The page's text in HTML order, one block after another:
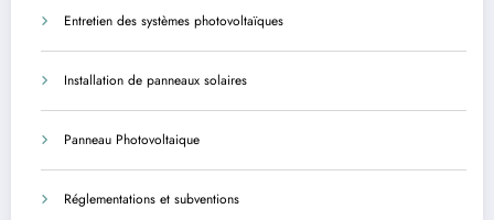
Entretien des systèmes photovoltaïques
Installation de panneaux solaires
Panneau Photovoltaique
Réglementations et subventions